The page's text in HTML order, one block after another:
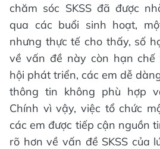
chăm sóc SKSS đã được
qua các buổi sinh hoạt,
nhưng thực tế cho thấy, số
về vấn đề này còn hạn
hội phát triển, các em dễ
thông tin không phù hợp
Chính vì vậy, việc tổ chức
các em được tiếp cận nguồn
rõ hơn về vấn đề SKSS của